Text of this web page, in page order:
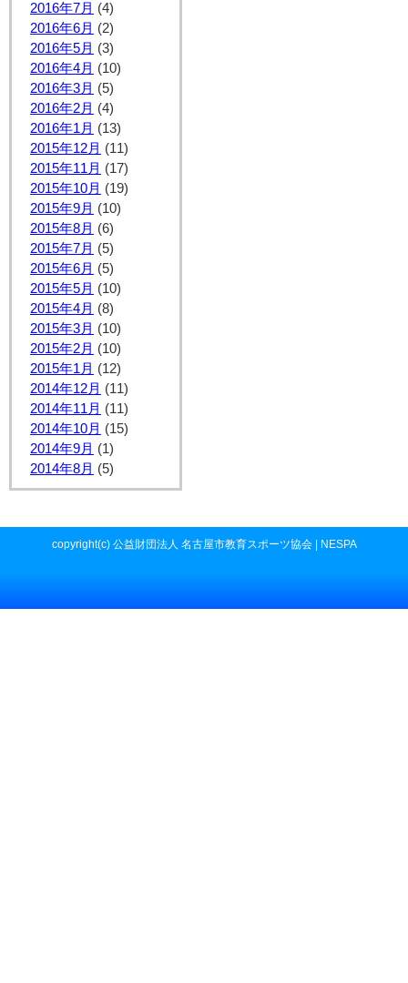
2016年7月 (4)
2016年6月 (2)
2016年5月 (3)
2016年4月 (10)
2016年3月 (5)
2016年2月 (4)
2016年1月 (13)
2015年12月 (11)
2015年11月 (17)
2015年10月 (19)
2015年9月 (10)
2015年8月 (6)
2015年7月 (5)
2015年6月 (5)
2015年5月 (10)
2015年4月 (8)
2015年3月 (10)
2015年2月 (10)
2015年1月 (12)
2014年12月 (11)
2014年11月 (11)
2014年10月 (15)
2014年9月 (1)
2014年8月 (5)
copyright(c) 公益財団法人 名古屋市教育スポーツ協会 | NESPA